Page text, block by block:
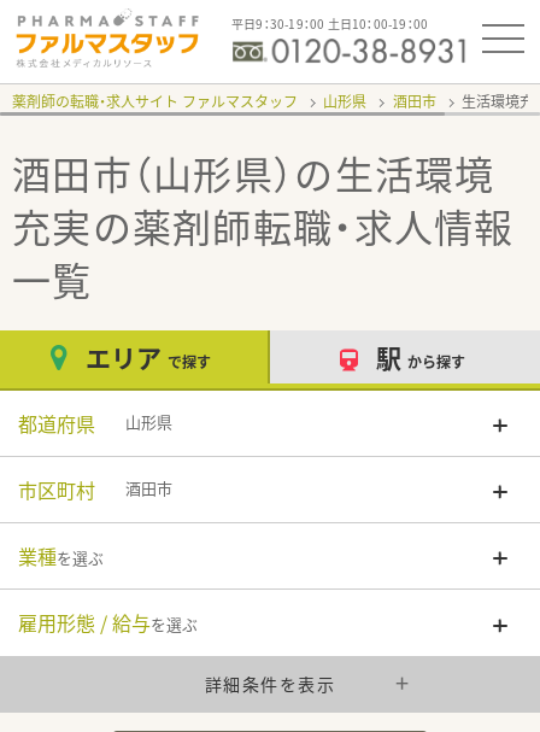
平日9：30-19：00 土日10：00-19：00
薬剤師の転職・求人サイト ファルマスタッフ 山形県 酒田市 生活環境
酒田市（山形県）の生活環境
充実の薬剤師転職・求人情報
一覧
エリア で探す 駅 から探す
都道府県 山形県
市区町村 酒田市
業種を選ぶ
雇用形態 / 給与を選ぶ
詳細条件を表示